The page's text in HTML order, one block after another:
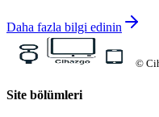
Daha fazla bilgi edinin
©
Site bölümleri